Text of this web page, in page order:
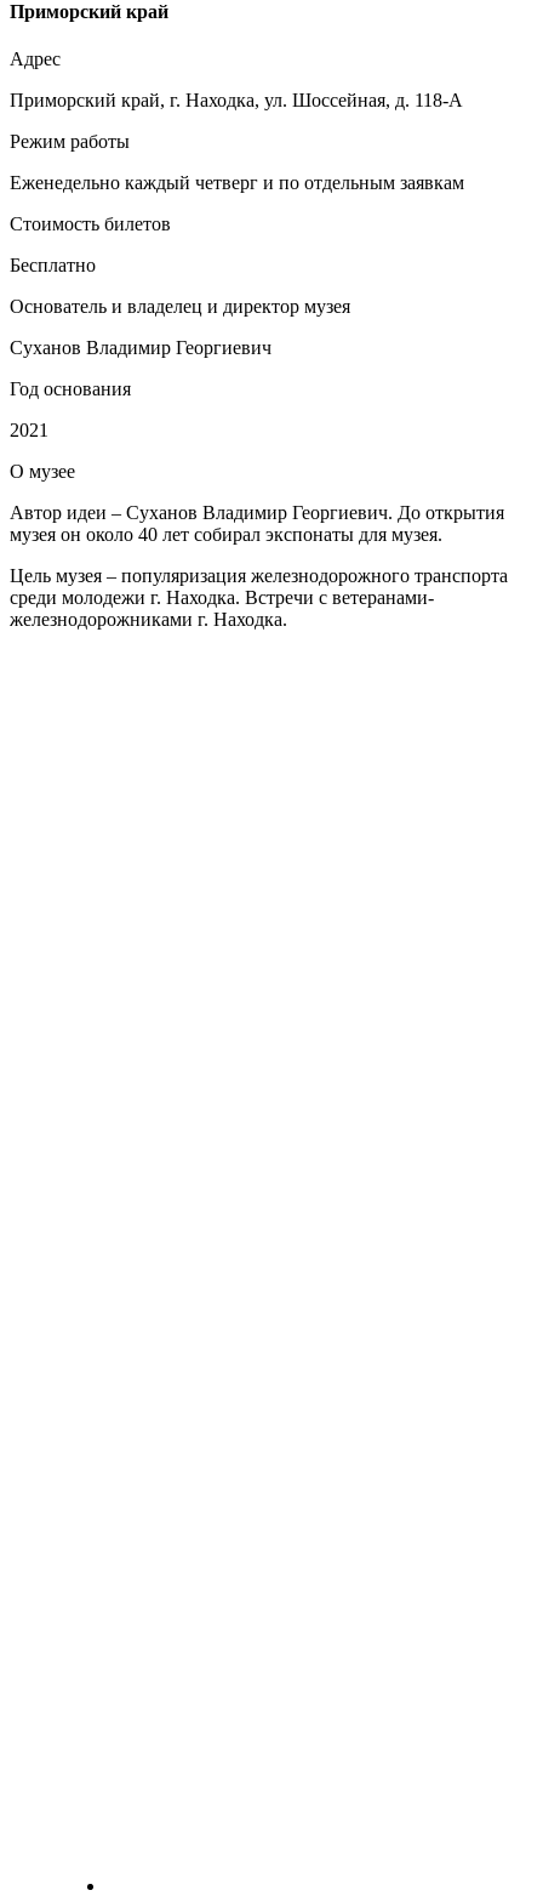
Приморский край
Адрес
Приморский край, г. Находка, ул. Шоссейная, д. 118-А
Режим работы
Еженедельно каждый четверг и по отдельным заявкам
Стоимость билетов
Бесплатно
Основатель и владелец и директор музея
Суханов Владимир Георгиевич
Год основания
2021
О музее
Автор идеи – Суханов Владимир Георгиевич. До открытия
музея он около 40 лет собирал экспонаты для музея.
Цель музея – популяризация железнодорожного транспорта
среди молодежи г. Находка. Встречи с ветеранами-
железнодорожниками г. Находка.